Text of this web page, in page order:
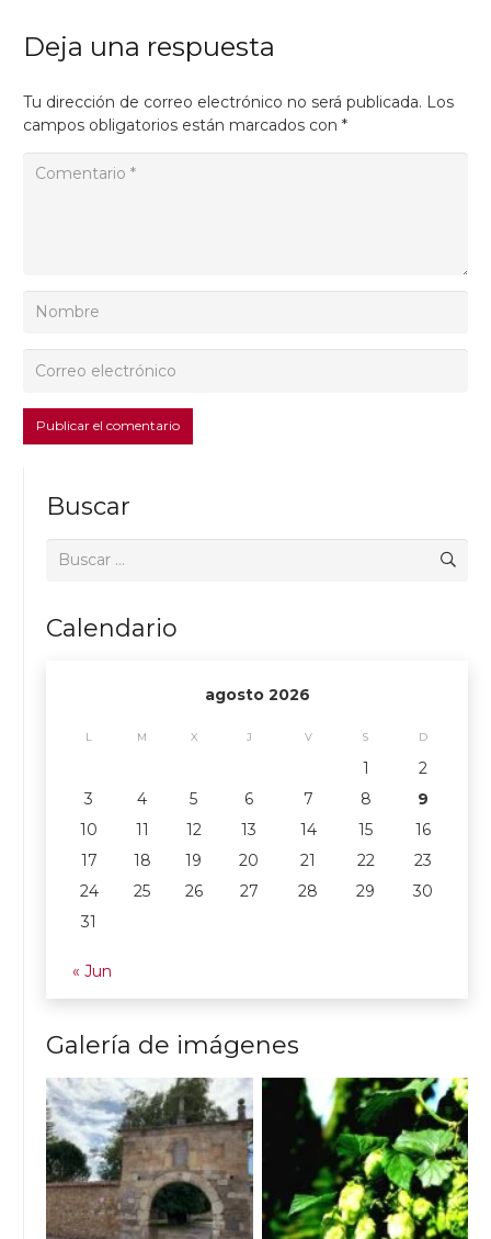
Deja una respuesta
Tu dirección de correo electrónico no será publicada. Los
campos obligatorios están marcados con *
Publicar el comentario
Buscar
Buscar:
Calendario
agosto 2026
L M X J V S D
1
2
3
4 5 6 7 8
9
10
11 12 13 14 15
16
17
18 19 20 21 22
23
24
25 26 27 28 29
30
31
« Jun
Galería de imágenes